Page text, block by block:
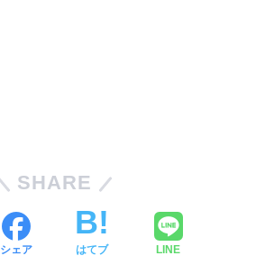
SHARE
シェア はてブ LINE